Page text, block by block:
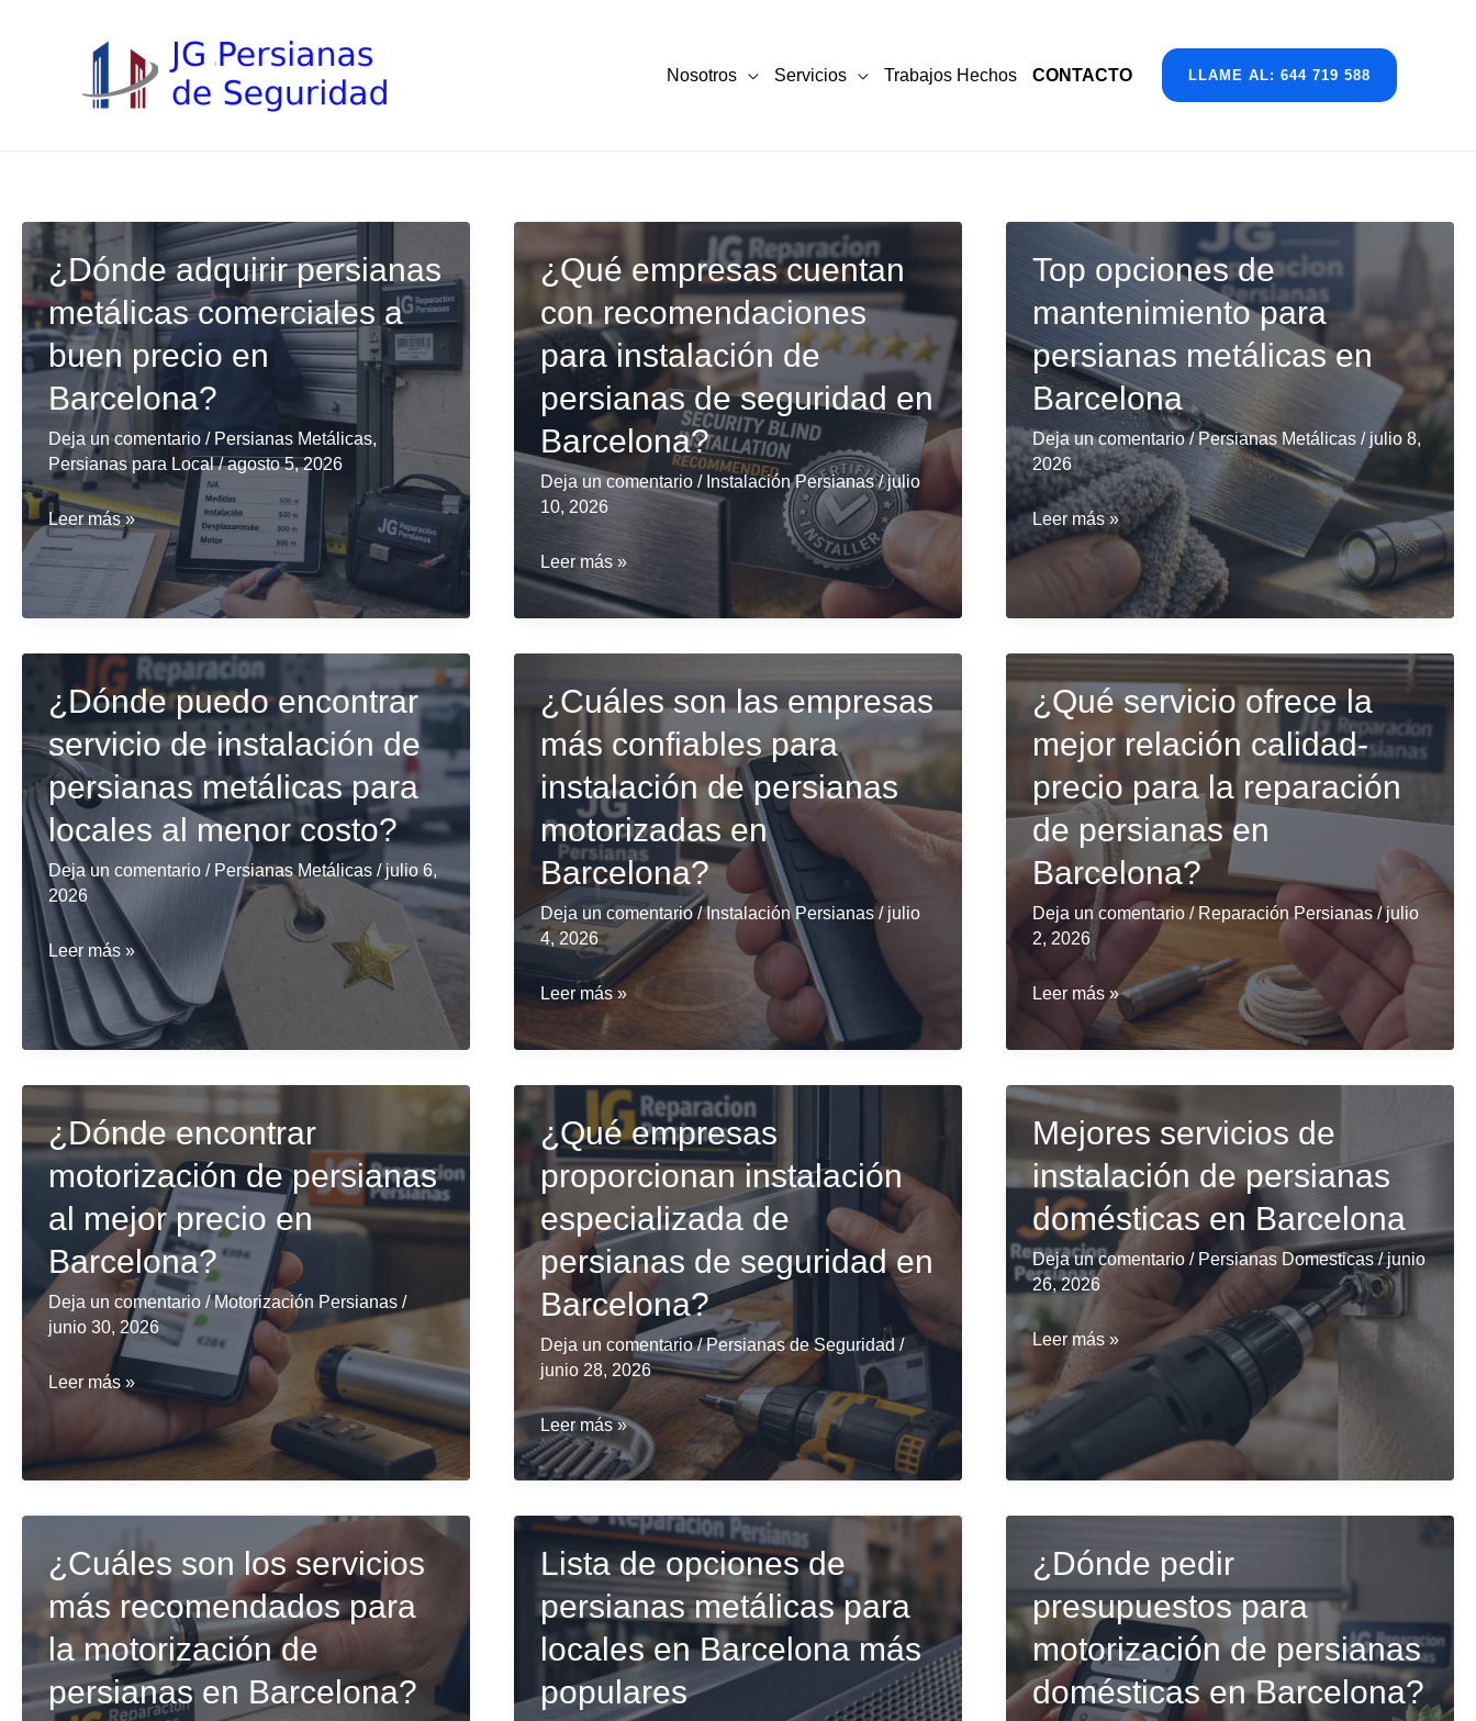
Nosotros Servicios Trabajos Hechos CONTACTO LLAME AL: 644 719 588
¿Dónde adquirir persianas
metálicas comerciales a
buen precio en
Barcelona?
Deja un comentario / Persianas Metálicas,
Persianas para Local/agosto 5, 2026
¿Dónde
adquirir
buen
precio
en
Barcelona?
Leer más »
¿Qué empresas cuentan
con recomendaciones
para instalación de
persianas de seguridad en
Barcelona?
Deja un comentario / Instalación Persianas/julio
10, 2026
¿Qué
empresas
cuentan
con
recomendaciones
para
instalación
de
persianas
de
seguridad
en
Barcelona?
Leer más »
Top opciones de
mantenimiento para
persianas metálicas en
Barcelona
Deja un comentario /Persianas Metálicas/ julio 8,
2026
Top
opciones
mantenimiento
persianas
metálicas
en
Barcelona
Leer más »
¿Dónde puedo encontrar
servicio de instalación de
persianas metálicas para
locales al menor costo?
Deja un comentario / Persianas Metálicas /julio 6,
2026
¿Dónde
puedo
encontrar
servicio
instalación
de
persianas
metálicas
para
locales
al
menor
Leer más »
¿Cuáles son las empresas
más confiables para
instalación de persianas
motorizadas en
Barcelona?
Deja un comentario /Instalación Persianas/ julio
4, 2026
¿Cuáles
las
empresas
más
confiables
para
instalación
de
persianas
motorizadas
en
Barcelona?
Leer más »
¿Qué servicio ofrece la
mejor relación calidad-
precio para la reparación
de persianas en
Barcelona?
Deja un comentario / Reparación Persianas/julio
2, 2026
¿Qué
ofrece
la
mejor
relación
calidad-
precio
para
la
reparación
de
persianas
en
Leer más »
¿Dónde encontrar
motorización de persianas
al mejor precio en
Barcelona?
Deja un comentario /Motorización Persianas /
junio 30, 2026
¿Dónde
motorización
de
mejor
precio
en
Barcelona?
Leer más »
¿Qué empresas
proporcionan instalación
especializada de
persianas de seguridad en
Barcelona?
Deja un comentario /Persianas de Seguridad/
junio 28, 2026
¿Qué
empresas
instalación
especializada
persianas
de
seguridad
en
Leer más »
Mejores servicios de
instalación de persianas
domésticas en Barcelona
Deja un comentario / Persianas Domesticas/junio
26, 2026
Mejores
servicios
de
instalación
en
Barcelona
Leer más »
¿Cuáles son los servicios
más recomendados para
la motorización de
persianas en Barcelona?
Lista de opciones de
persianas metálicas para
locales en Barcelona más
populares
¿Dónde pedir
presupuestos para
motorización de persianas
domésticas en Barcelona?